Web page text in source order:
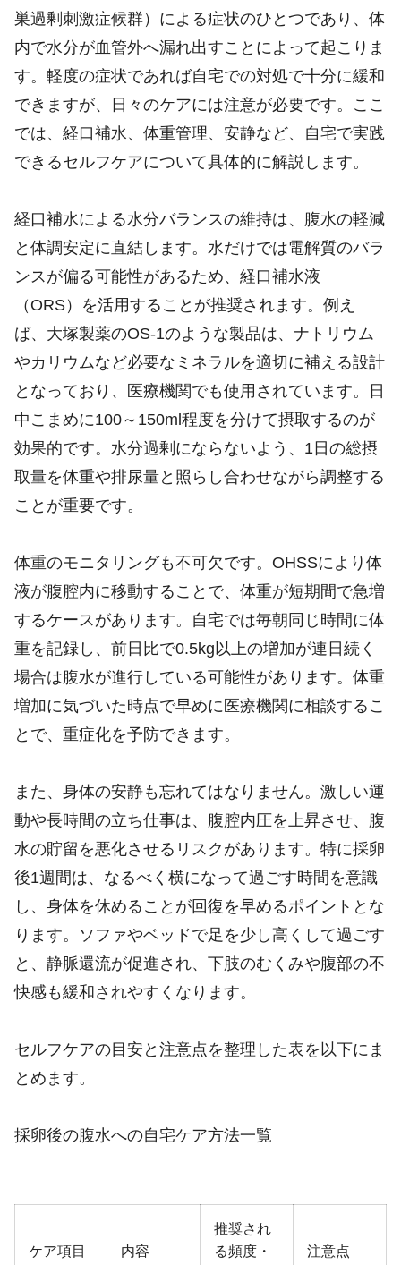
巣過剰刺激症候群）による症状のひとつであり、体
内で水分が血管外へ漏れ出すことによって起こりま
す。軽度の症状であれば自宅での対処で十分に緩和
できますが、日々のケアには注意が必要です。ここ
では、経口補水、体重管理、安静など、自宅で実践
できるセルフケアについて具体的に解説します。
経口補水による水分バランスの維持は、腹水の軽減
と体調安定に直結します。水だけでは電解質のバラ
ンスが偏る可能性があるため、経口補水液
（ORS）を活用することが推奨されます。例え
ば、大塚製薬のOS-1のような製品は、ナトリウム
やカリウムなど必要なミネラルを適切に補える設計
となっており、医療機関でも使用されています。日
中こまめに100～150ml程度を分けて摂取するのが
効果的です。水分過剰にならないよう、1日の総摂
取量を体重や排尿量と照らし合わせながら調整する
ことが重要です。
体重のモニタリングも不可欠です。OHSSにより体
液が腹腔内に移動することで、体重が短期間で急増
するケースがあります。自宅では毎朝同じ時間に体
重を記録し、前日比で0.5kg以上の増加が連日続く
場合は腹水が進行している可能性があります。体重
増加に気づいた時点で早めに医療機関に相談するこ
とで、重症化を予防できます。
また、身体の安静も忘れてはなりません。激しい運
動や長時間の立ち仕事は、腹腔内圧を上昇させ、腹
水の貯留を悪化させるリスクがあります。特に採卵
後1週間は、なるべく横になって過ごす時間を意識
し、身体を休めることが回復を早めるポイントとな
ります。ソファやベッドで足を少し高くして過ごす
と、静脈還流が促進され、下肢のむくみや腹部の不
快感も緩和されやすくなります。
セルフケアの目安と注意点を整理した表を以下にま
とめます。
採卵後の腹水への自宅ケア方法一覧
ケア項目 内容
推奨され
る頻度・
注意点